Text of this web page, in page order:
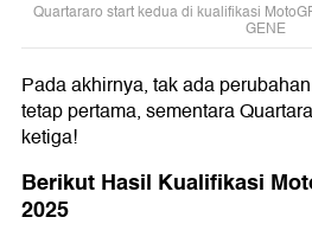
Quartararo start kedua di kualifikasi
GENE
Pada akhirnya, tak ada
tetap pertama, sementara
ketiga!
Berikut Hasil Kualifikasi
2025